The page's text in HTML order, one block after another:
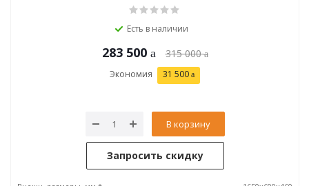
Есть в наличии
283 500 315 000
Экономия 31 500
В корзину
Запросить скидку